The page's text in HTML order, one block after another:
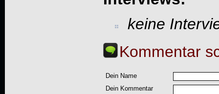
keine
Kommentar
Dein Name
Dein Kommentar